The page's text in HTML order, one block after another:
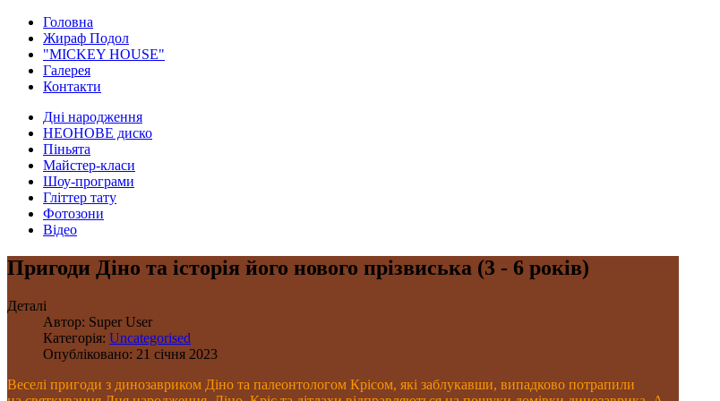
Головна
Жираф Подол
"MICKEY HOUSE"
Галерея
Контакти
Дні народження
НЕОНОВЕ диско
Піньята
Майстер-класи
Шоу-програми
Гліттер тату
Фотозони
Відео
Пригоди Діно та історія його нового прізвиська (3 - 6 років)
Деталі
Автор: Super User
Категорія: Uncategorised
Опубліковано: 21 січня 2023
Веселі пригоди з динозавриком Діно та палеонтологом Крісом, які заблукавши, випадково потрапили